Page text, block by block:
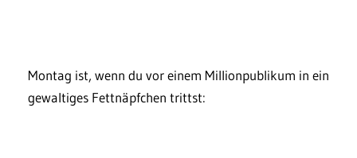
Montag ist, wenn du vor einem Millionpublikum in ein
gewaltiges Fettnäpfchen trittst: